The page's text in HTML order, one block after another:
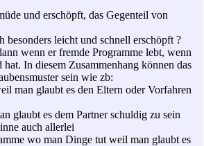
und erschöpft, das Gegenteil von
besonders leicht und schnell erschöpft ?
wenn er fremde Programme lebt, wenn
hat. In diesem Zusammenhang können das
sein wie zb:
man glaubt es den Eltern oder Vorfahren
glaubt es dem Partner schuldig zu sein
auch allerlei
wo man Dinge tut weil man glaubt es